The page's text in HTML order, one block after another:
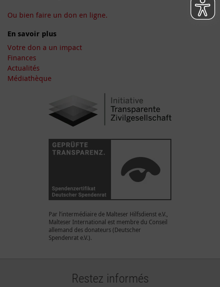
Ou bien faire un don en ligne.
En savoir plus
Votre don a un impact
Finances
Actualités
Médiathèque
Par l’intermédiaire de Malteser Hilfsdienst e.V.,
Malteser International est membre du Conseil
allemand des donateurs (Deutscher
Spendenrat e.V.).
Restez informés